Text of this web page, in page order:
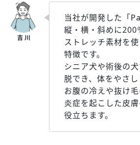
当社が開発した「
縦・横・斜めに200
ストレッチ素材を
特徴です。
シニア犬や術後の
脱でき、体をやさ
お腹の冷えや抜け毛
炎症を起こした皮
役立ちます。